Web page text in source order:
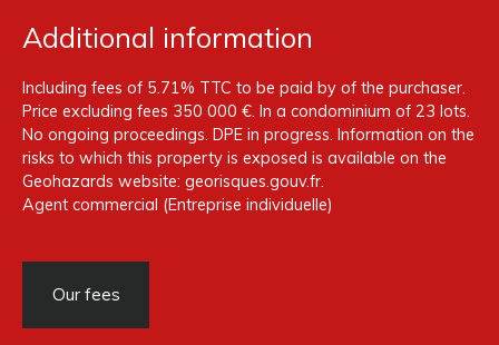
Additional information
Including fees of 5.71% TTC to be paid by of the purchaser.
Price excluding fees 350 000 €. In a condominium of 23 lots.
No ongoing proceedings. DPE in progress. Information on the
risks to which this property is exposed is available on the
Geohazards website: georisques.gouv.fr.
Agent commercial (Entreprise individuelle)
Our fees